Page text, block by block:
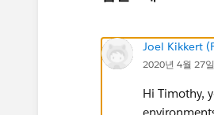
Joel Kikkert
2020년 4월 27
Hi Timothy,